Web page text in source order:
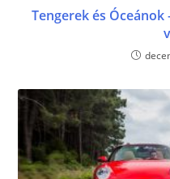
Tengerek és